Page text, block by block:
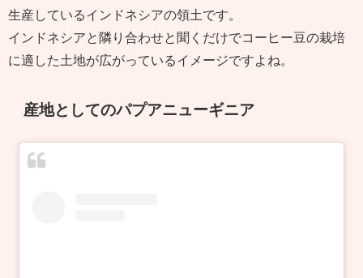
生産しているインドネシアの領土です。
インドネシアと隣り合わせと聞くだけでコーヒー豆の栽培
に適した土地が広がっているイメージですよね。
産地としてのパプアニューギニア